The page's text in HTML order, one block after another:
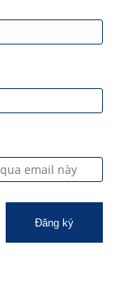
Đăng ký